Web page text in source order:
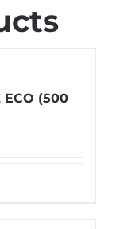
ECO (500